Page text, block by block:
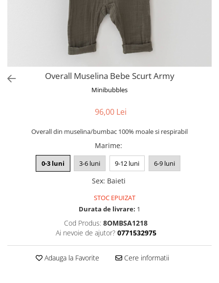
Overall Muselina Bebe Scurt Army
Minibubbles
96,00 Lei
Overall din muselina/bumbac 100% moale si respirabil
Marime:
0-3 luni 3-6 luni 9-12 luni 6-9 luni
Sex: Baieti
STOC EPUIZAT
Durata de livrare: 1
Cod Produs: 8OMBSA1218
Ai nevoie de ajutor? 0771532975
Adauga la Favorite Cere informatii